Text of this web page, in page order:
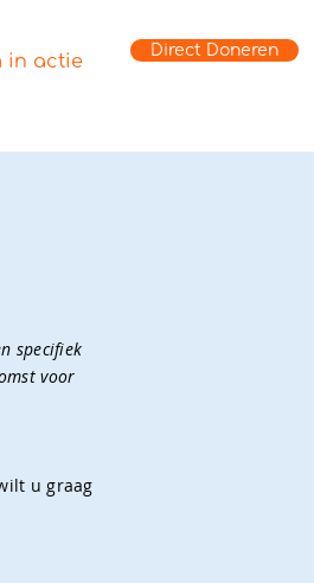
in actie
Direct Doneren
specifiek
voor
u graag